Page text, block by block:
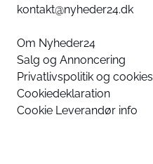
kontakt@nyheder24.dk
Om Nyheder24
Salg og Annoncering
Privatlivspolitik og cookies
Cookiedeklaration
Cookie Leverandør info